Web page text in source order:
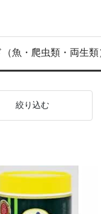
（魚・爬虫類・両生類
絞り込む